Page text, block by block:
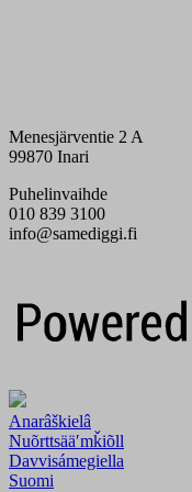
Menesjärventie 2 A
99870 Inari
Puhelinvaihde
010 839 3100
info@samediggi.fi
Anarâškielâ
Nuõrttsääʹmǩiõll
Davvisámegiella
Suomi